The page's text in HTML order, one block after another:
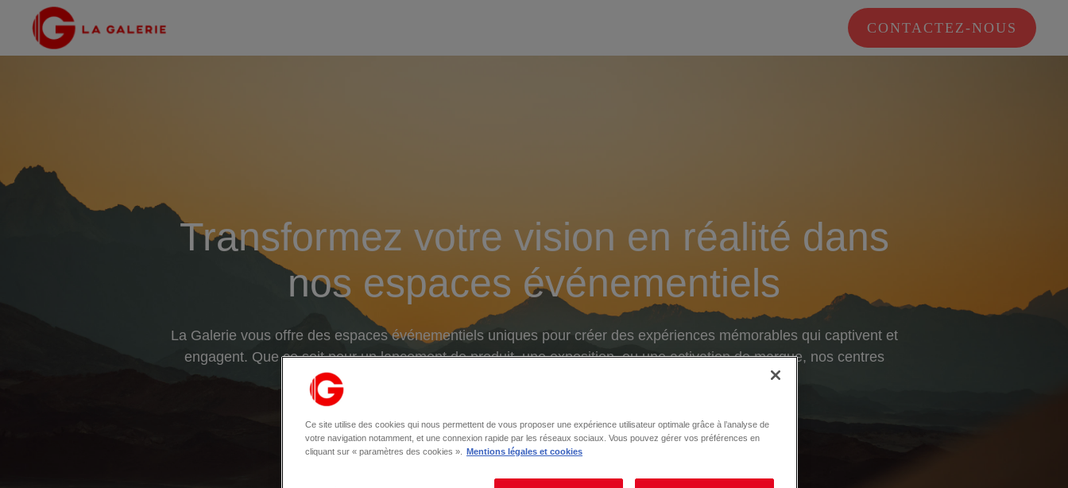
CONTACTEZ-NOUS
Transformez votre vision en réalité dans
nos espaces événementiels
La Galerie vous offre des espaces événementiels uniques pour créer des expériences mémorables qui captivent et
engagent. Que ce soit pour un lancement de produit, une exposition, ou une activation de marque, nos centres
commerciaux sont le terrain idéal pour connecter votre marque à son public.
DEMANDE DE DEVIS
Ce site utilise des cookies qui nous permettent de vous proposer une expérience utilisateur optimale grâce à l’analyse de
votre navigation notamment, et une connexion rapide par les réseaux sociaux. Vous pouvez gérer vos préférences en
cliquant sur « paramètres des cookies ».
Mentions légales et cookies